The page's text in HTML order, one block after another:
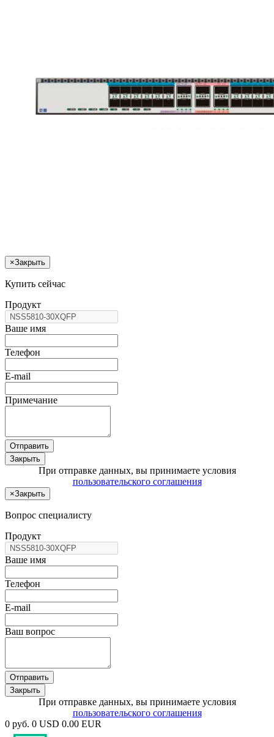
×Закрыть
Купить сейчас
Продукт
Ваше имя
Телефон
E-mail
Примечание
Отправить
Закрыть
При отправке данных, вы принимаете условия
пользовательского соглашения
×Закрыть
Вопрос специалисту
Продукт
Ваше имя
Телефон
E-mail
Ваш вопрос
Отправить
Закрыть
При отправке данных, вы принимаете условия
пользовательского соглашения
0 руб. 0 USD 0.00 EUR